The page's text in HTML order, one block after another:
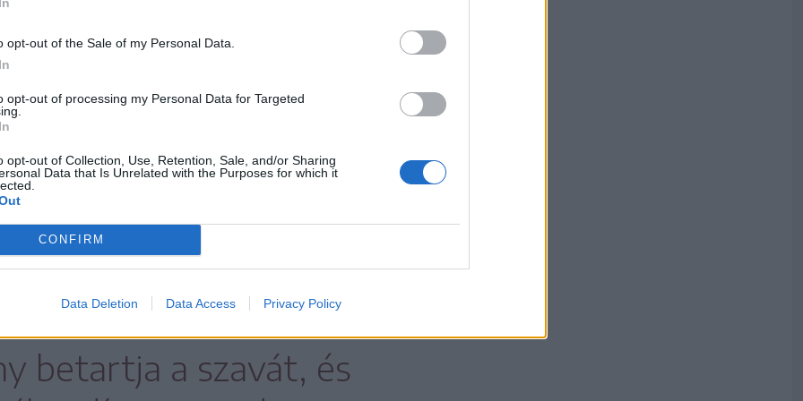
opt-out of the Sale of my Personal Data.
opt-out of processing my Personal Data for Targeted
opt-out of Collection, Use, Retention, Sale, and/or Sharing
Data that Is Unrelated with the Purposes for which it
CONFIRM
Data Deletion Data Access Privacy Policy
idén is megbeszélést folytatott Bukarestben
román kormányfővel – tájékoztatta az MTI-t
a Miniszterelnöki Sajtóirodát irányító
államtitkár pénteken.
informális találkozón gazdasági
Emlékeztetett arra, hogy Magyarország
uniós kereskedelmi partnere. Hozzátette:
betartja a szavát, és